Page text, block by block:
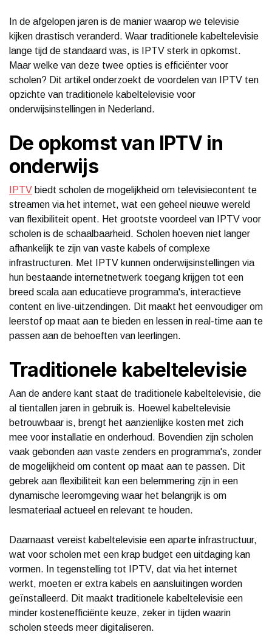
In de afgelopen jaren is de manier waarop we televisie
kijken drastisch veranderd. Waar traditionele kabeltelevisie
lange tijd de standaard was, is IPTV sterk in opkomst.
Maar welke van deze twee opties is efficiënter voor
scholen? Dit artikel onderzoekt de voordelen van IPTV ten
opzichte van traditionele kabeltelevisie voor
onderwijsinstellingen in Nederland.
De opkomst van IPTV in
onderwijs
IPTV biedt scholen de mogelijkheid om televisiecontent te
streamen via het internet, wat een geheel nieuwe wereld
van flexibiliteit opent. Het grootste voordeel van IPTV voor
scholen is de schaalbaarheid. Scholen hoeven niet langer
afhankelijk te zijn van vaste kabels of complexe
infrastructuren. Met IPTV kunnen onderwijsinstellingen via
hun bestaande internetnetwerk toegang krijgen tot een
breed scala aan educatieve programma's, interactieve
content en live-uitzendingen. Dit maakt het eenvoudiger om
leerstof op maat aan te bieden en lessen in real-time aan te
passen aan de behoeften van leerlingen.
Traditionele kabeltelevisie
Aan de andere kant staat de traditionele kabeltelevisie, die
al tientallen jaren in gebruik is. Hoewel kabeltelevisie
betrouwbaar is, brengt het aanzienlijke kosten met zich
mee voor installatie en onderhoud. Bovendien zijn scholen
vaak gebonden aan vaste zenders en programma's, zonder
de mogelijkheid om content op maat aan te passen. Dit
gebrek aan flexibiliteit kan een belemmering zijn in een
dynamische leeromgeving waar het belangrijk is om
lesmateriaal actueel en relevant te houden.
Daarnaast vereist kabeltelevisie een aparte infrastructuur,
wat voor scholen met een krap budget een uitdaging kan
vormen. In tegenstelling tot IPTV, dat via het internet
werkt, moeten er extra kabels en aansluitingen worden
geïnstalleerd. Dit maakt traditionele kabeltelevisie een
minder kostenefficiënte keuze, zeker in tijden waarin
scholen steeds meer digitaliseren.